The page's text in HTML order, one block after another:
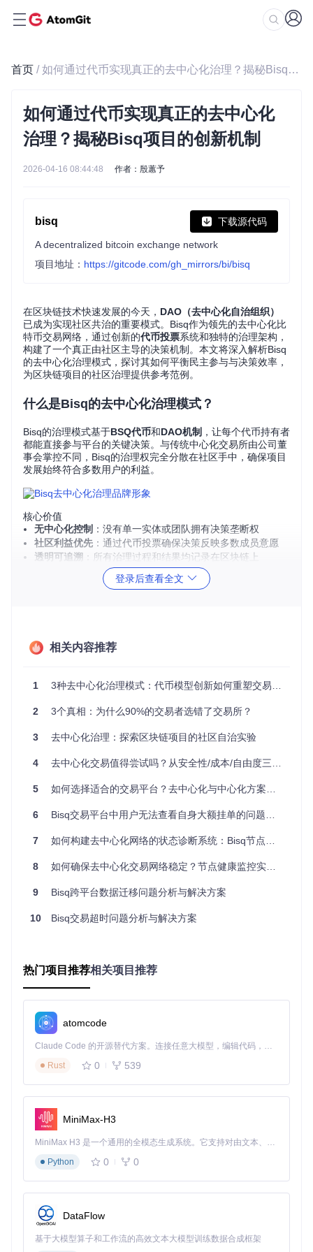
首页 / 如何通过代币实现真正的去中心化治理？揭秘Bisq项目的创新机制
如何通过代币实现真正的去中心化
治理？揭秘Bisq项目的创新机制
2026-04-16 08:44:48 作者：殷蕙予
bisq 下载源代码
A decentralized bitcoin exchange network
项目地址： https://gitcode.com/gh_mirrors/bi/bisq
在区块链技术快速发展的今天， DAO（去中心化自治组织）
已成为实现社区共治的重要模式。Bisq作为领先的去中心化比
特币交易网络，通过创新的代币投票系统和独特的治理架构，
构建了一个真正由社区主导的决策机制。本文将深入解析Bisq
的去中心化治理模式，探讨其如何平衡民主参与与决策效率，
为区块链项目的社区治理提供参考范例。
什么是Bisq的去中心化治理模式？
Bisq的治理模式基于BSQ代币和DAO机制 ，让每个代币持有者
都能直接参与平台的关键决策。与传统中心化交易所由公司董
事会掌控不同，Bisq的治理权完全分散在社区手中，确保项目
发展始终符合多数用户的利益。
核心价值
无中心化控制 ：没有单一实体或团队拥有决策垄断权
社区利益优先 ：通过代币投票确保决策反映多数成员意愿
透明可追溯 ：所有治理过程和结果均记录在区块链上
机制解析：Bisq如何确保治理公平性？
验证性。投票者的身份信息在投票过程中被加密隐藏，而投票
Bisq的治理遵循严格的周期性流程，每个周期通常为4周，包
含以下阶段：
提案提交期
：社区成员提交治理提案，需包含详细的实施
方案和预算
讨论修改期：社区对提案进行充分讨论，提案者可根据反
盲投票期：代币持有者对提案进行匿名投票
实践指南：如何参与Bisq社区治理？
获取BSQ代币的主要途径有哪些？
要参与Bisq治理，首先需要获得BSQ代币。社区成员可通过以
参与网络维护，运行种子节点或提供基础设施支持
为项目贡献代码、翻译或社区支持等
了解提案
评估影响：分析提案对生态系统的潜在影响和实施成本
行使投票权
监督执行：跟踪已通过提案的实施进度和效果
治理参与门槛分析：普通人能轻松参与吗？
Bisq的治理模式虽然设计了开放的参与机制，但普通用户仍面
临一定挑战：
低资金门槛：无需大量代币即可提交提案和参与投票
完善的指引：项目提供详细的治理文档和参与教程
登录后查看全文
相关内容推荐
1 3种去中心化治理模式：代币模型创新如何重塑交易所决策效率
2 3个真相：为什么90%的交易者选错了交易所？
3 去中心化治理：探索区块链项目的社区自治实验
4 去中心化交易值得尝试吗？从安全性/成本/自由度三维分析
5 如何选择适合的交易平台？去中心化与中心化方案的终极决策指南
6 Bisq交易平台中用户无法查看自身大额挂单的问题分析
7 如何构建去中心化网络的状态诊断系统：Bisq节点健康监测实践指南
8 如何确保去中心化交易网络稳定？节点健康监控实战指南
9 Bisq跨平台数据迁移问题分析与解决方案
10 Bisq交易超时问题分析与解决方案
热门项目推荐相关项目推荐
atomcode
Claude Code 的开源替代方案。连接任意大模型，编辑代码，运行命令，自动验证 — 全自动执行。用 Rust 构建，极致性能。 ｜ An open-source alternative to Claude Code. Connect any LLM, edit code, run commands, and verify changes — autonomously. Built in Rust for speed. Get Started
Rust
0 539
MiniMax-H3
MiniMax H3 是一个通用的全模态生成系统。它支持对由文本、图像、视频和音频组成的多模态上下文进行统一理解，并能生成分辨率高达 2K、时长可达 15 秒的带原生立体声音频的视频。得益于面向任务泛化的系统设计，H3 在预训练阶段就已具备广泛的多模态上下文理解与生成能力，能够出色地执行复杂的多模态指令。
Python
0 0
DataFlow
基于大模型算子和工作流的高效文本大模型训练数据合成框架